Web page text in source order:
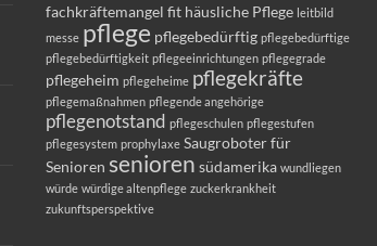
fachkräftemangel fit häusliche Pflege leitbild
messe pflege pflegebedürftig pflegebedürftige
pflegebedürftigkeit pflegeeinrichtungen pflegegrade
pflegeheim pflegeheime pflegekräfte
pflegemaßnahmen pflegende angehörige
pflegenotstand pflegeschulen pflegestufen
pflegesystem prophylaxe Saugroboter für
Senioren senioren südamerika wundliegen
würde würdige altenpflege zuckerkrankheit
zukunftsperspektive